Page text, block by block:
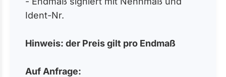
Ident-Nr.
Hinweis: der Preis gilt pro Endmaß
Auf Anfrage: